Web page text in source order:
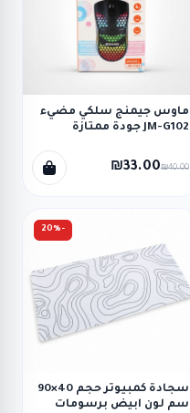
ماوس جيمنج سلكي مضيء
JM-G102 جودة ممتازة
₪33.00₪40.00
-20%
سجادة كمبيوتر حجم 40×90
سم لون ابيض برسومات